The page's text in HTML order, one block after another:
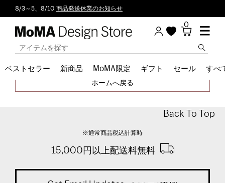
8/3～5、8/10 商品発送休業のお知らせ
0
ベストセラー 新商品 MoMA限定 ギフト セール すべ
指定されたジャンルは存在しません。
ホームへ戻る
Back To Top
※通常商品税込計算時
15,000円以上配送料無料